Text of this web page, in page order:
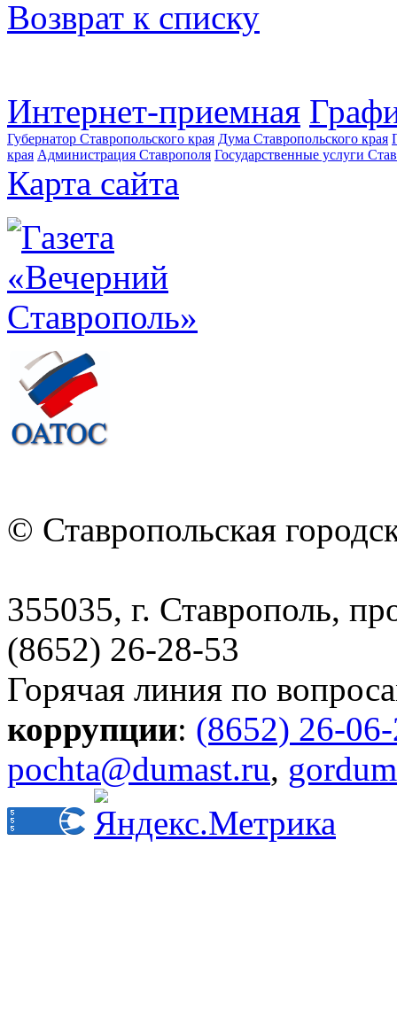
Возврат к списку
Интернет-приемная
Губернатор Ставропольского края Дума Ставропольского края
края Администрация Ставрополя Государственные услуги
Карта сайта
© Ставропольская
355035, г. Ставрополь,
(8652) 26-28-53
Горячая линия по
коррупции: (8652) 26-
pochta@dumast.ru,